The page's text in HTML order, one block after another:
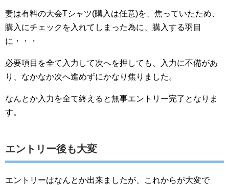
妻は有料の大会Tシャツ(購入は任意)を、焦っていたため、
購入にチェックを入れてしまった為に、購入する羽目
に・・・
必要項目を全て入力して次へを押しても、入力に不備があ
り、なかなか次へ進めずにかなり焦りました。
なんとか入力を全て終えると無事エントリー完了となりま
す。
エントリー後も大変
エントリーはなんとか出来ましたが、これからが大変で